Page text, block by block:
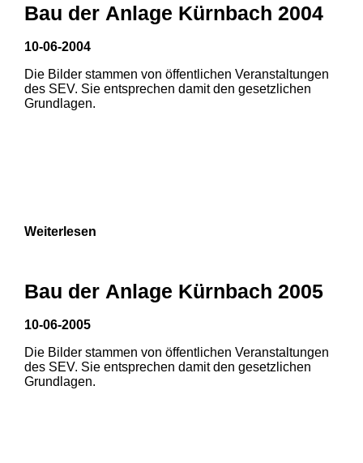
1 2
1 2 3
Bau der Anlage Kürnbach 2004
10-06-2004
Die Bilder stammen von öffentlichen Veranstaltungen
des SEV. Sie entsprechen damit den gesetzlichen
Grundlagen.
Weiterlesen
Bau der Anlage Kürnbach 2005
10-06-2005
Die Bilder stammen von öffentlichen Veranstaltungen
des SEV. Sie entsprechen damit den gesetzlichen
Grundlagen.